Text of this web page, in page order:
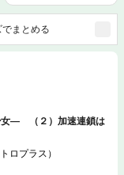
でまとめる
― （２）加速連鎖は
ロプラス）